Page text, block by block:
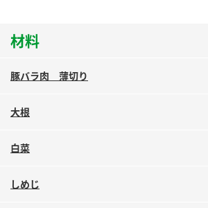
納豆の豆知識
ミツカン公式通販
材料
豚バラ肉 薄切り
大根
白菜
しめじ